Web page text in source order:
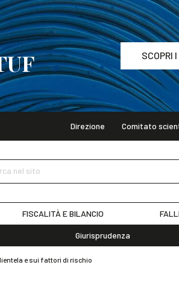
SCOPRI
Direzione Comitato
nel sito
FISCALITÀ E BILANCIO
Giurisprudenza
e sui fattori di rischio